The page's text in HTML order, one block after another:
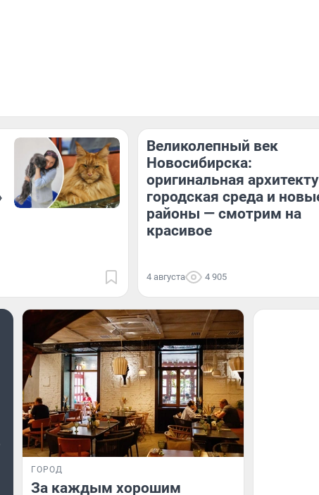
Великолепный век
Новосибирска:
оригинальная
городская среда и
районы — смотрим на
красивое
4 августа 4 905
ГОРОД
За каждым хорошим